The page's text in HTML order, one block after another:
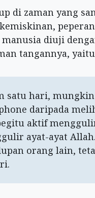
di zaman yang
diuji
tangannya,
satu hari,
daripada
aktif
ayat-ayat
orang lain,